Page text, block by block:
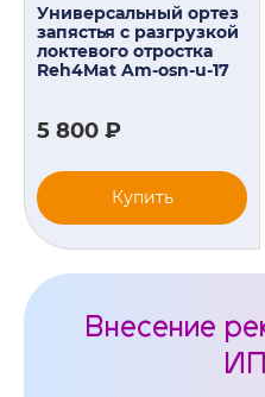
Универсальный ортез
запястья с разгрузкой
локтевого отростка
Reh4Mat Am-osn-u-17
5 800 ₽
Купить
Внесение